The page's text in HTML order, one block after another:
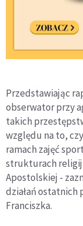
Przedstawiając
obserwator przy
takich
względu na to,
ramach zajęć
strukturach
Apostolskiej -
działań ostatnich
Franciszka.